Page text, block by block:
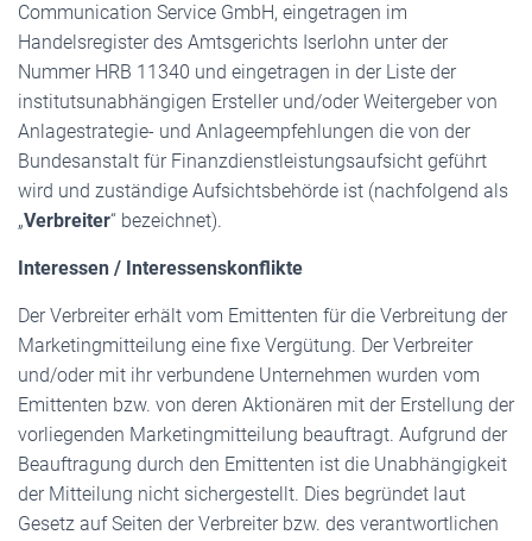
Communication Service GmbH, eingetragen im
Handelsregister des Amtsgerichts Iserlohn unter der
Nummer HRB 11340 und eingetragen in der Liste der
institutsunabhängigen Ersteller und/oder Weitergeber von
Anlagestrategie- und Anlageempfehlungen die von der
Bundesanstalt für Finanzdienstleistungsaufsicht geführt
wird und zuständige Aufsichtsbehörde ist (nachfolgend als
„Verbreiter“ bezeichnet).
Interessen / Interessenskonflikte
Der Verbreiter erhält vom Emittenten für die Verbreitung der
Marketingmitteilung eine fixe Vergütung. Der Verbreiter
und/oder mit ihr verbundene Unternehmen wurden vom
Emittenten bzw. von deren Aktionären mit der Erstellung der
vorliegenden Marketingmitteilung beauftragt. Aufgrund der
Beauftragung durch den Emittenten ist die Unabhängigkeit
der Mitteilung nicht sichergestellt. Dies begründet laut
Gesetz auf Seiten der Verbreiter bzw. des verantwortlichen